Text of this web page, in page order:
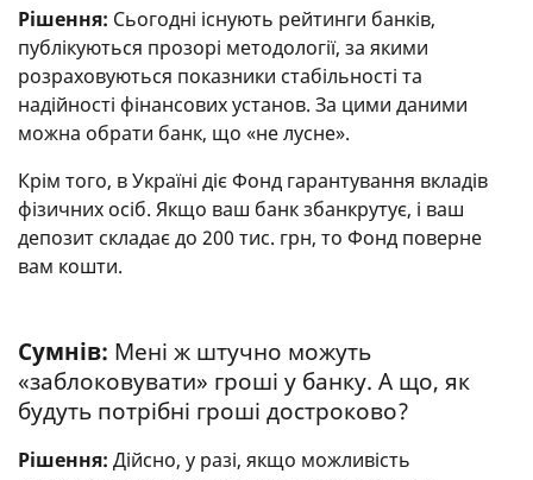
Рішення: Сьогодні існують рейтинги банків,
публікуються прозорі методології, за якими
розраховуються показники стабільності та
надійності фінансових установ. За цими даними
можна обрати банк, що «не лусне».
Крім того, в Україні діє Фонд гарантування вкладів
фізичних осіб. Якщо ваш банк збанкрутує, і ваш
депозит складає до 200 тис. грн, то Фонд поверне
вам кошти.
Сумнів: Мені ж штучно можуть
«заблоковувати» гроші у банку. А що, як
будуть потрібні гроші достроково?
Рішення: Дійсно, у разі, якщо можливість